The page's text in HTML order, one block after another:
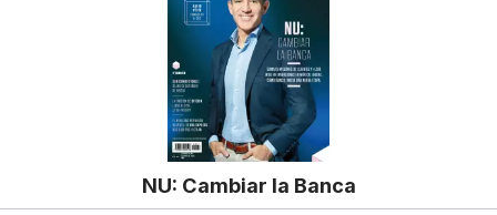
NU: Cambiar la Banca